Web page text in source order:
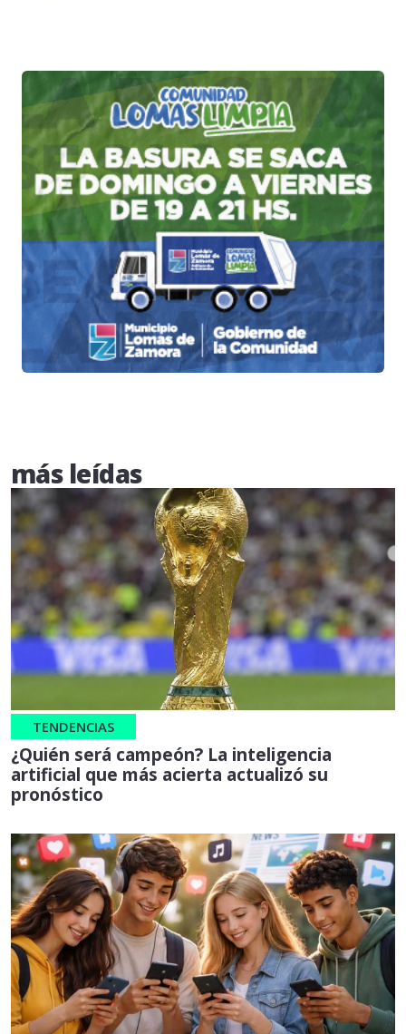
más leídas
TENDENCIAS
¿Quién será campeón? La inteligencia
artificial que más acierta actualizó su
pronóstico